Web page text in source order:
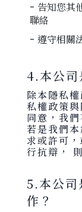
- 告知您其
聯絡
- 遵守相關
4.本公司
除本隱私
私權政策
同意，我
若是我們
求或許可
行抗辯，
5.本公司
作？